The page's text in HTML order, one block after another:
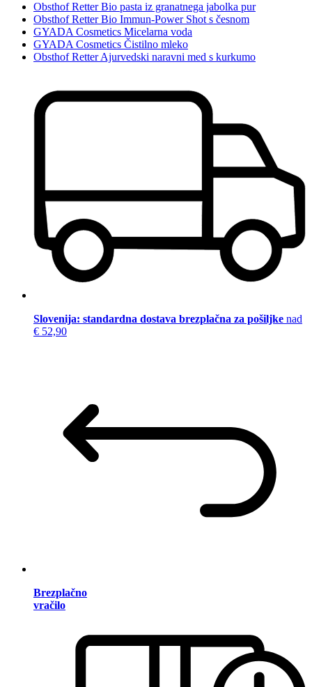
Obsthof Retter Bio pasta iz granatnega jabolka pur
Obsthof Retter Bio Immun-Power Shot s česnom
GYADA Cosmetics Micelarna voda
GYADA Cosmetics Čistilno mleko
Obsthof Retter Ajurvedski naravni med s kurkumo
Slovenija: standardna dostava brezplačna za pošiljke nad
€ 52,90
Brezplačno
vračilo